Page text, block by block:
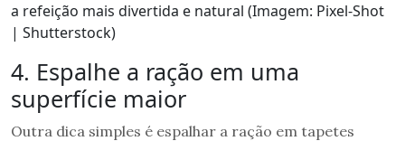
a refeição mais divertida e natural (Imagem: Pixel-Shot
| Shutterstock)
4. Espalhe a ração em uma
superfície maior
Outra dica simples é espalhar a ração em tapetes